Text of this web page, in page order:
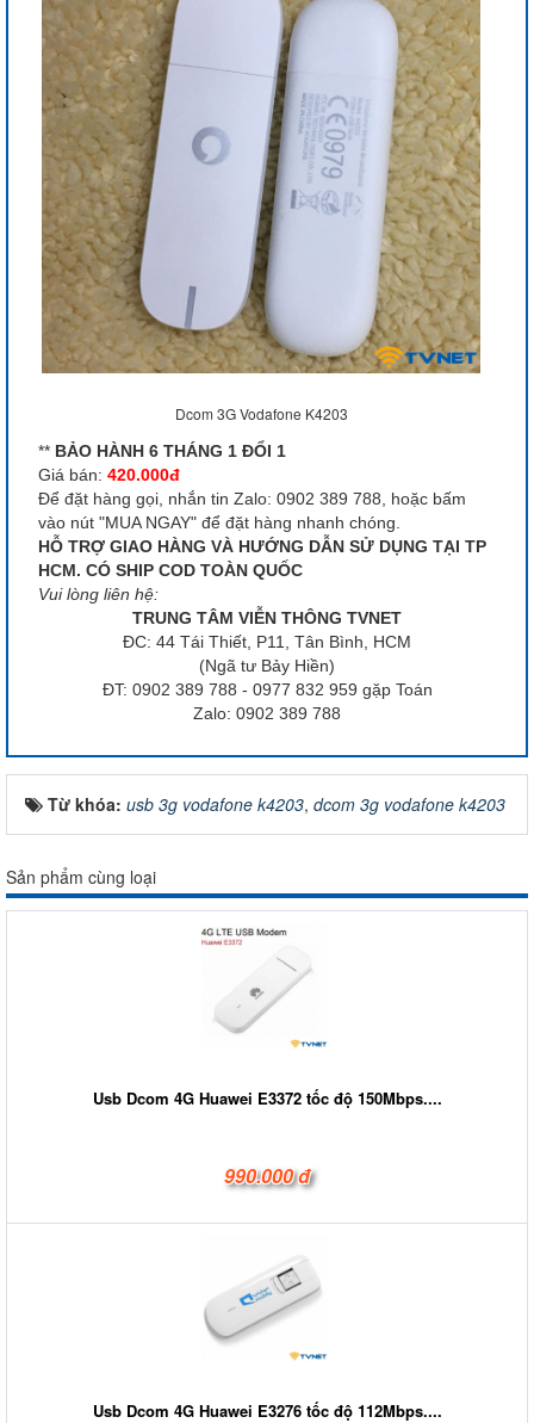
Dcom 3G Vodafone K4203
** BẢO HÀNH 6 THÁNG 1 ĐỔI 1
Giá bán: 420.000đ
Để đặt hàng gọi, nhắn tin Zalo: 0902 389 788, hoặc bấm
vào nút "MUA NGAY" để đặt hàng nhanh chóng.
HỖ TRỢ GIAO HÀNG VÀ HƯỚNG DẪN SỬ DỤNG TẠI TP
HCM. CÓ SHIP COD TOÀN QUỐC
Vui lòng liên hệ:
TRUNG TÂM VIỄN THÔNG TVNET
ĐC: 44 Tái Thiết, P11, Tân Bình, HCM
(Ngã tư Bảy Hiền)
ĐT: 0902 389 788 - 0977 832 959 gặp Toán
Zalo: 0902 389 788
Từ khóa: usb 3g vodafone k4203, dcom 3g vodafone k4203
Sản phẩm cùng loại
Usb Dcom 4G Huawei E3372 tốc độ 150Mbps....
990.000 đ
Usb Dcom 4G Huawei E3276 tốc độ 112Mbps....